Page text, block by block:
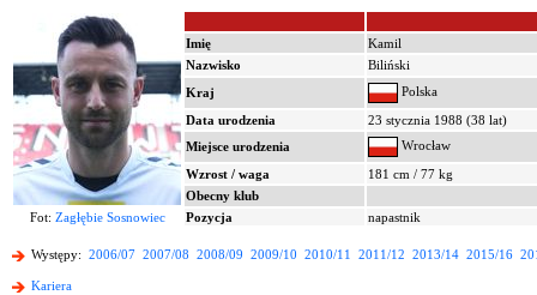
Imię
Kamil
Nazwisko
Biliński
Kraj
Polska
Data urodzenia
23 stycznia 1988 (38 lat)
Miejsce urodzenia
Wrocław
Wzrost / waga
181 cm / 77 kg
Obecny klub
Fot: Zagłębie Sosnowiec Pozycja napastnik
Występy: 2006/07 2007/08 2008/09 2009/10 2010/11 2011/12 2013/14 2015/16
Kariera